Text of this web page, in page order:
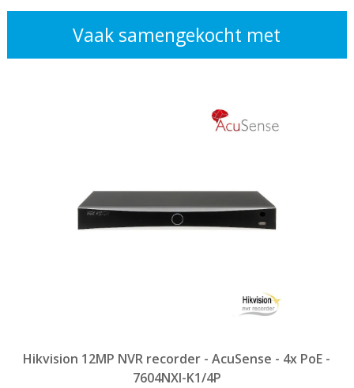
Vaak samengekocht met
Hikvision 12MP NVR recorder - AcuSense - 4x PoE -
7604NXI-K1/4P